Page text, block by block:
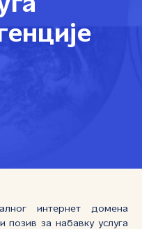
интернет домена
позив за набавку услуга